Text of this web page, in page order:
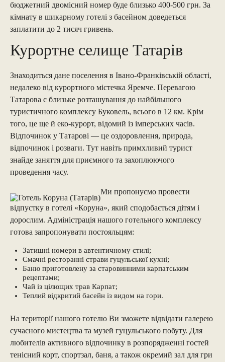
бюджетний двомісний номер буде близько 400-500 грн. За
кімнату в шикарному готелі з басейном доведеться
заплатити до 2 тисяч гривень.
Курортне селище Татарів
Знаходиться дане поселення в Івано-Франківській області,
недалеко від курортного містечка Яремче. Перевагою
Татарова є близьке розташування до найбільшого
туристичного комплексу Буковель, всього в 12 км. Крім
того, це ще й еко-курорт, відомий із імперських часів.
Відпочинок у Татарові — це оздоровлення, природа,
відпочинок і розваги. Тут навіть примхливий турист
знайде заняття для приємного та захоплюючого
проведення часу.
Ми пропонуємо провести
відпустку в готелі «Коруна», який сподобається дітям і
дорослим. Адміністрація нашого готельного комплексу
готова запропонувати постояльцям:
Затишні номери в автентичному стилі;
Смачні ресторанні страви гуцульської кухні;
Баню приготовлену за старовинними карпатським
рецептами;
Чай із цілющих трав Карпат;
Теплий відкритий басейн із видом на гори.
На території нашого готелю Ви зможете відвідати галерею
сучасного мистецтва та музей гуцульського побуту. Для
любителів активного відпочинку в розпорядженні гостей
тенісний корт, спортзал, баня, а також окремий зал для гри